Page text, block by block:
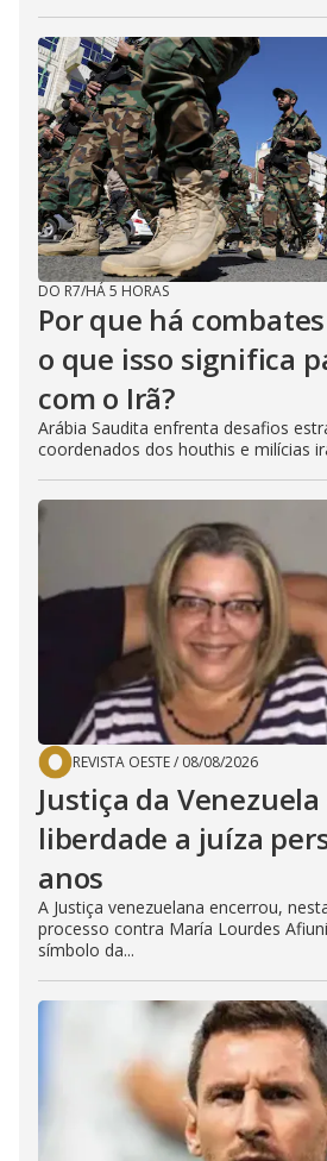
DO R7/HÁ 5 HORAS
Por que há
o que isso significa
com o Irã?
Arábia Saudita enfrenta desafios
coordenados dos houthis e milícias
REVISTA OESTE/ 08/08/2026
Justiça da
liberdade a juíza
anos
A Justiça venezuelana encerrou,
processo contra María Lourdes
símbolo da...